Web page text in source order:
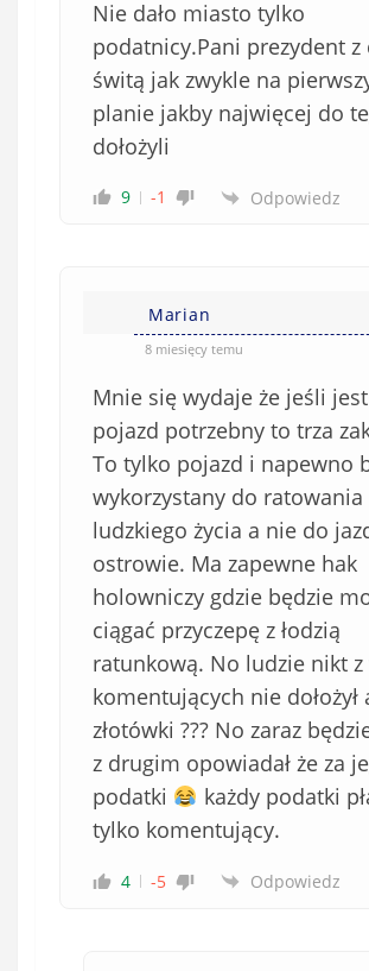
Nie dało miasto tylko
podatnicy.Pani prezydent z
świtą jak zwykle na
planie jakby najwięcej do
dołożyli
9 -1 Odpowiedz
Marian
8 miesięcy temu
Mnie się wydaje że jeśli
pojazd potrzebny to trza
To tylko pojazd i napewno
wykorzystany do ratowania
ludzkiego życia a nie do
ostrowie. Ma zapewne hak
holowniczy gdzie będzie
ciągać przyczepę z łodzią
ratunkową. No ludzie nikt z
komentujących nie dołożył
złotówki ??? No zaraz
z drugim opowiadał że za
podatki
każdy podatki
tylko komentujący.
4 -5 Odpowiedz